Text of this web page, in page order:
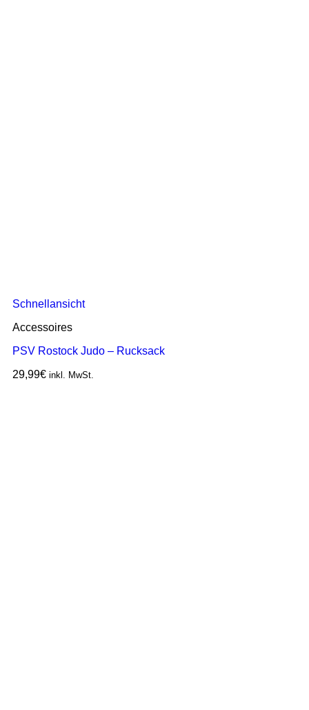
Schnellansicht
Accessoires
PSV Rostock Judo – Rucksack
29,99€ inkl. MwSt.